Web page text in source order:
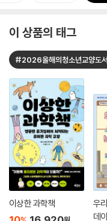
이 상품의 태그
#2026올해의청소년교양도
이상한 과학책
우
데